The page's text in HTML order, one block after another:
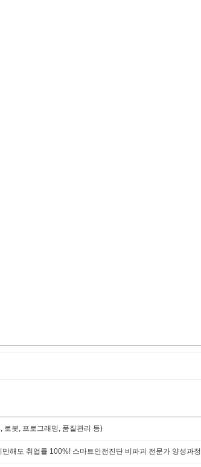
로봇, 프로그래밍, 품질관리 등)
해도 취업률 100%! 스마트안전진단 비파괴 전문가 양성과정